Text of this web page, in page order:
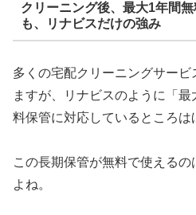
クリーニング後、最大1年間
も、リナビスだけの強み
多くの宅配クリーニングサービ
ますが、リナビスのように「
料保管に対応しているところは
この長期保管が無料で使える
よね。